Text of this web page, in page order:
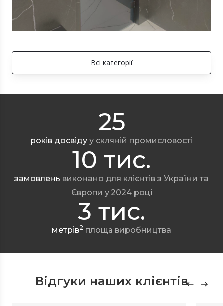
Всі категорії
25
років досвіду у скляній промисловості
10 тис.
замовлень виконано для клієнтів з України та
Європи у 2024 році
3 тис.
метрів2 площа виробництва
Відгуки наших клієнтів